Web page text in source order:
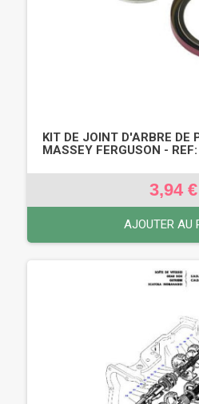
KIT DE JOINT D'ARBRE DE
MASSEY FERGUSON -
3,94 €
AJOUTER AU